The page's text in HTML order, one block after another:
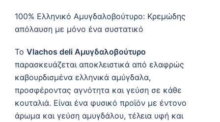
100% Ελληνικό Αμυγδαλοβούτυρο: Κρεμώδης
απόλαυση με μόνο ένα συστατικό
Το Vlachos deli Αμυγδαλοβούτυρο
παρασκευάζεται αποκλειστικά από ελαφρώς
καβουρδισμένα ελληνικά αμύγδαλα,
προσφέροντας αγνότητα και γεύση σε κάθε
κουταλιά. Είναι ένα φυσικό προϊόν με έντονο
άρωμα και γεύση αμυγδάλου, τέλεια υφή και